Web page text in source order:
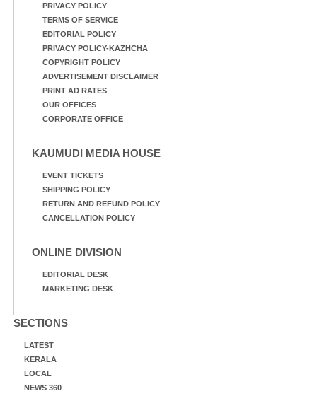
PRIVACY POLICY
TERMS OF SERVICE
EDITORIAL POLICY
PRIVACY POLICY-KAZHCHA
COPYRIGHT POLICY
ADVERTISEMENT DISCLAIMER
PRINT AD RATES
OUR OFFICES
CORPORATE OFFICE
KAUMUDI MEDIA HOUSE
EVENT TICKETS
SHIPPING POLICY
RETURN AND REFUND POLICY
CANCELLATION POLICY
ONLINE DIVISION
EDITORIAL DESK
MARKETING DESK
SECTIONS
LATEST
KERALA
LOCAL
NEWS 360